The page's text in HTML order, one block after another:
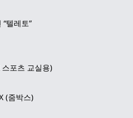
텔레토”
포츠 교실용)
(줌박스)